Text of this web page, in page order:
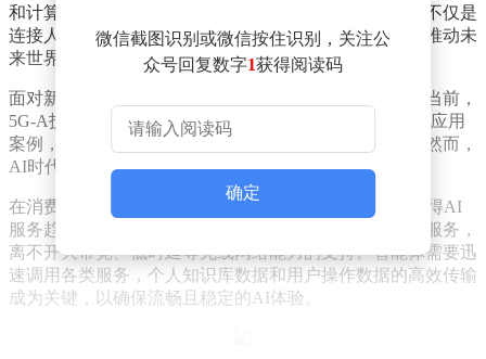
和计算能力将分别提升百倍至千倍乃至万倍。通信技术不仅是
连接人、机器、物理环境与数字世界的桥梁，更将成为推动未
来世界发展的核心力量之一。
面对新的挑战与需求，通信技术的迭代升级势在必行。当前，
5G-A技术正蓬勃发展，并在多个领域实现了令人瞩目的应用
案例，通信行业正全力冲刺，向下一代通信技术迈进。然而，
AI时代的到来也给通信行业提出了新的挑战。
在消费端，端侧AI的快速发展和智能体的密集涌现，使得AI
服务趋于主动化、个性化和系统级。要实现这些高效的服务，
离不开大带宽、低时延等无线网络能力的支持。智能体需要迅
速调用各类服务，个人知识库数据和用户操作数据的高效传输
成为关键，以确保流畅且稳定的AI体验。
微信截图识别或微信按住识别，关注公
众号回复数字1获得阅读码
确定